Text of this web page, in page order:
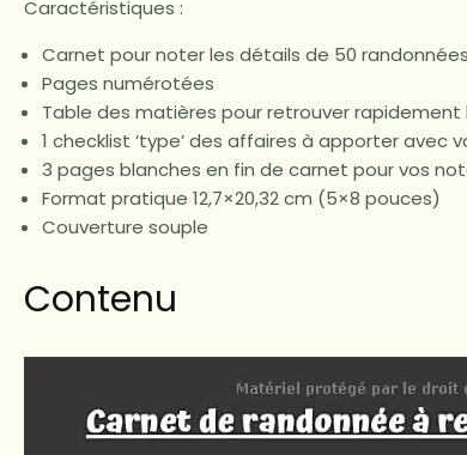
Caractéristiques :
Carnet pour noter les détails de 50
Pages numérotées
Table des matières pour retrouver
1 checklist ‘type’ des affaires à apporter avec
3 pages blanches en fin de carnet pour vos
Format pratique 12,7×20,32 cm (5×8 pouces)
Couverture souple
Contenu